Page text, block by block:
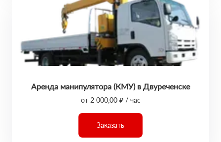
Аренда манипулятора (КМУ) в Двуреченске
от 2 000,00 ₽ / час
Заказать